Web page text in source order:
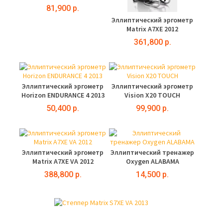
81,900 р.
Эллиптический эргометр
Matrix A7XE 2012
361,800 р.
Эллиптический эргометр
Horizon ENDURANCE 4 2013
50,400 р.
Эллиптический эргометр
Vision X20 TOUCH
99,900 р.
Эллиптический эргометр
Matrix A7XE VA 2012
388,800 р.
Эллиптический тренажер
Oxygen ALABAMA
14,500 р.